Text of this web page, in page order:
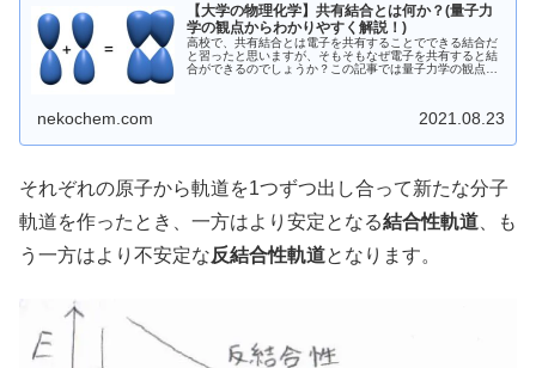
【大学の物理化学】共有結合とは何か？(量子力
学の観点からわかりやすく解説！)
高校で、共有結合とは電子を共有することでできる結合だ
と習ったと思いますが、そもそもなぜ電子を共有すると結
合ができるのでしょうか？この記事では量子力学の観点か
nekochem.com 2021.08.23
それぞれの原子から軌道を1つずつ出し合って新たな分子
軌道を作ったとき、一方はより安定となる結合性軌道 、も
う一方はより不安定な反結合性軌道となります。